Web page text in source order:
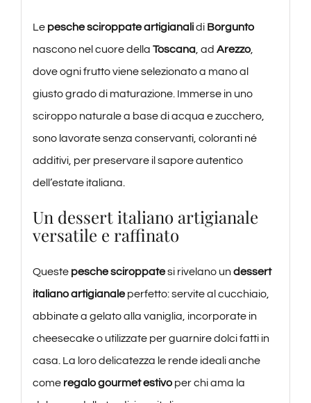
Le pesche sciroppate artigianalidi Borgunto
nascono nel cuore della Toscana, ad Arezzo,
dove ogni frutto viene selezionato a mano al
giusto grado di maturazione. Immerse in uno
sciroppo naturale a base di acqua e zucchero,
sono lavorate senza conservanti, coloranti né
additivi, per preservare il sapore autentico
dell’estate italiana.
Un dessert italiano artigianale
versatile e raffinato
Queste pesche sciroppatesi rivelano un dessert
italiano artigianaleperfetto: servite al cucchiaio,
abbinate a gelato alla vaniglia, incorporate in
cheesecake o utilizzate per guarnire dolci fatti in
casa. La loro delicatezza le rende ideali anche
come regalo gourmet estivoper chi ama la